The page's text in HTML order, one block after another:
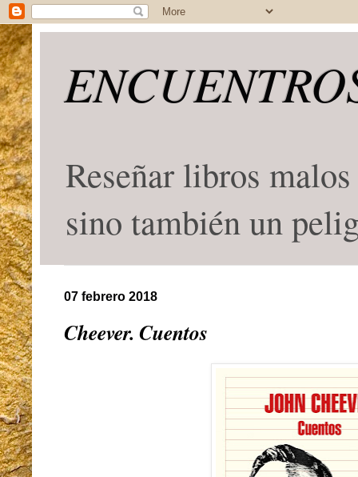
Reseñar libros
sino también un
07 febrero 2018
Cheever. Cuentos